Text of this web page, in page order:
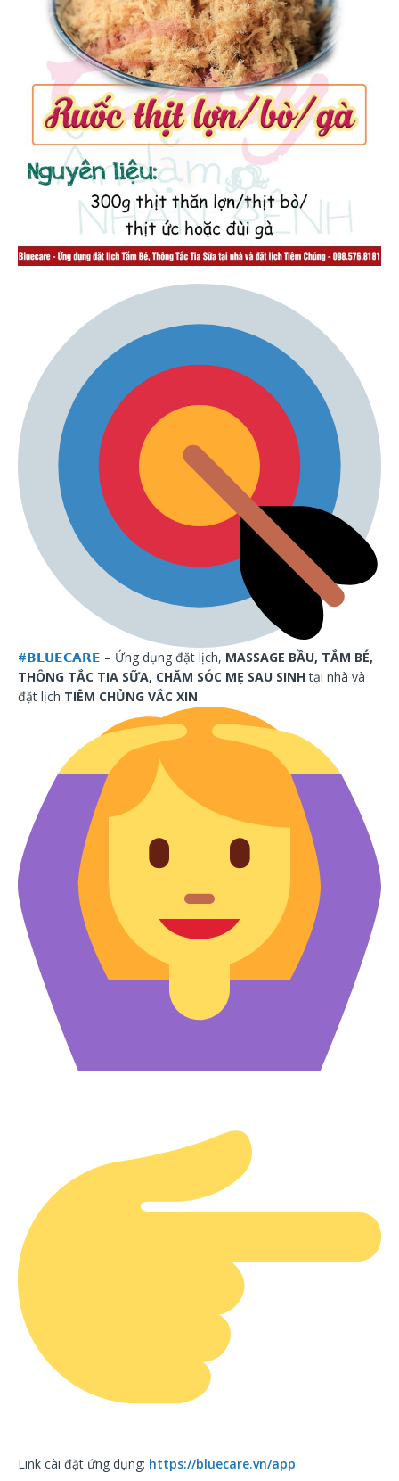
#𝗕𝗟𝗨𝗘𝗖𝗔𝗥𝗘 – Ứng dụng đặt lịch, MASSAGE BẦU, TẮM BÉ,
THÔNG TẮC TIA SỮA, CHĂM SÓC MẸ SAU SINHtại nhà và
đặt lịch TIÊM CHỦNG VẮC XIN
Link cài đặt ứng dụng: https://bluecare.vn/app